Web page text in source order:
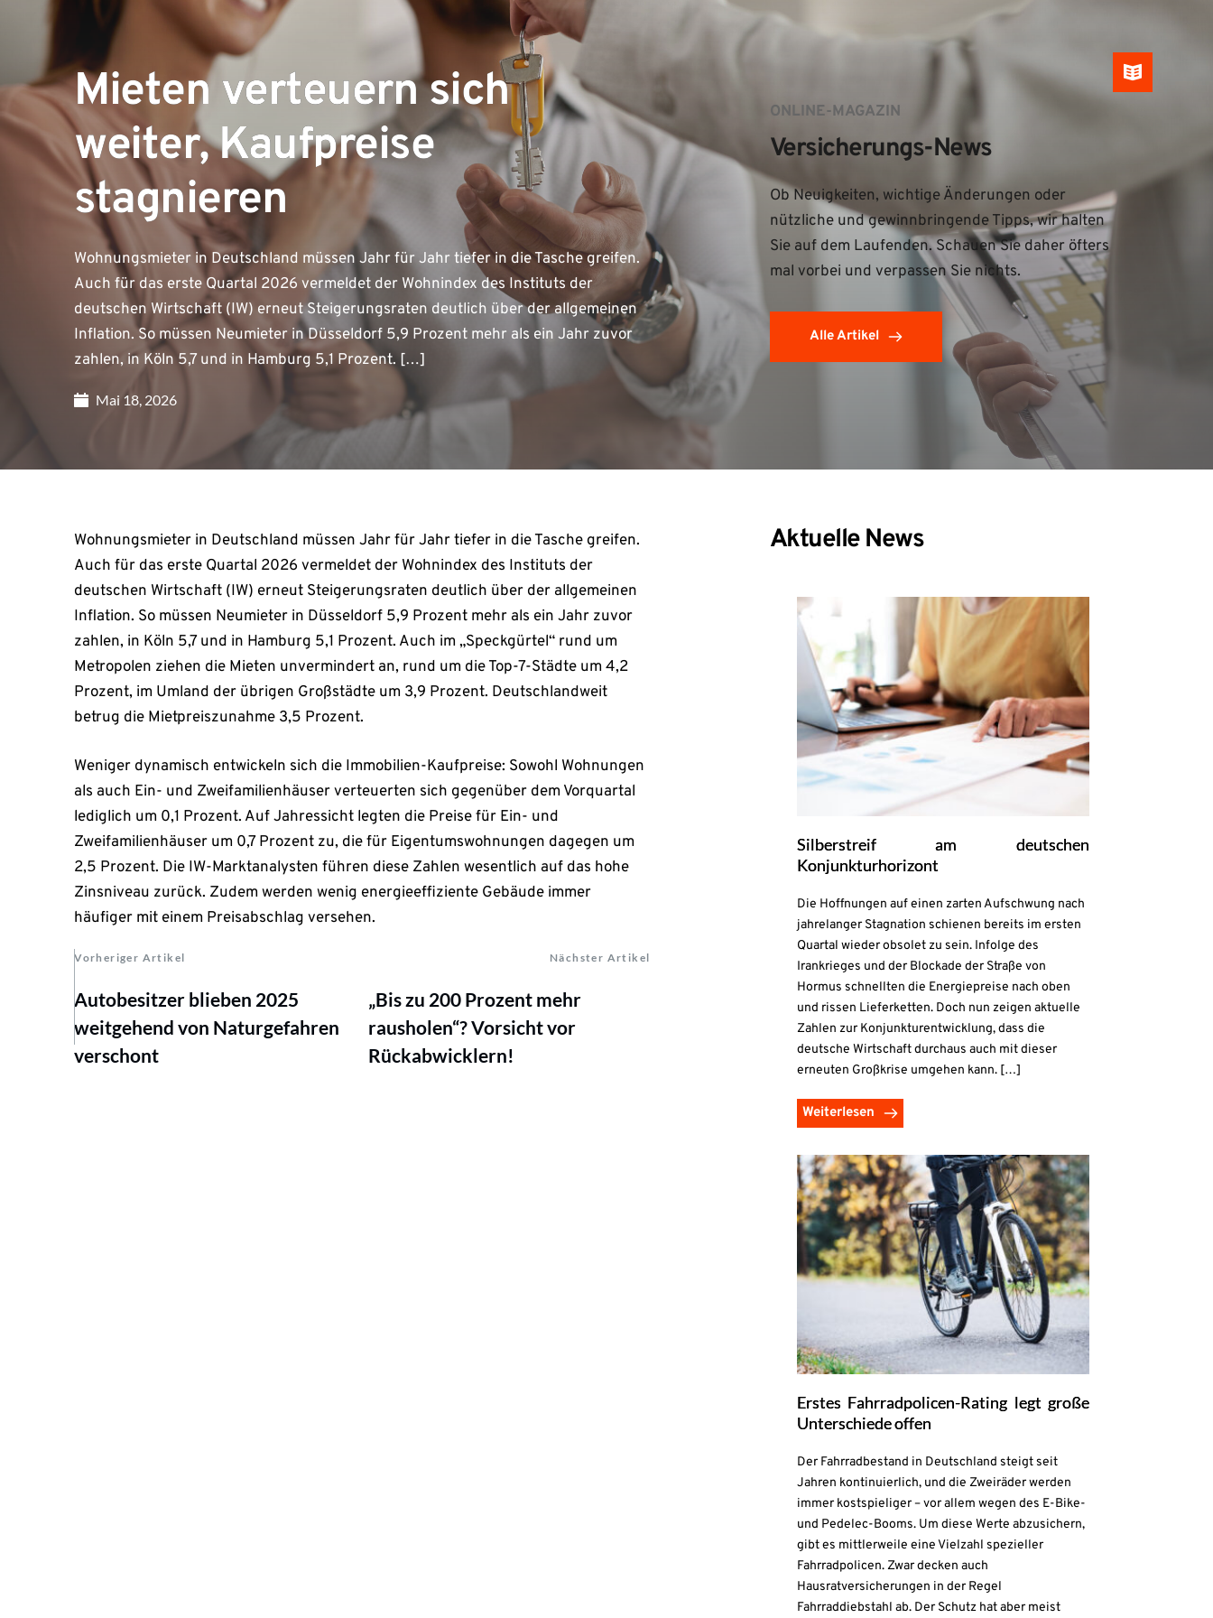
Mieten verteuern sich
weiter, Kaufpreise
stagnieren
Wohnungsmieter in Deutschland müssen Jahr für Jahr tiefer in die Tasche greifen.
Auch für das erste Quartal 2026 vermeldet der Wohnindex des Instituts der
deutschen Wirtschaft (IW) erneut Steigerungsraten deutlich über der allgemeinen
Inflation. So müssen Neumieter in Düsseldorf 5,9 Prozent mehr als ein Jahr zuvor
zahlen, in Köln 5,7 und in Hamburg 5,1 Prozent. […]
Mai 18, 2026
ONLINE-MAGAZIN
Versicherungs-News
Ob Neuigkeiten, wichtige Änderungen oder
nützliche und gewinnbringende Tipps, wir halten
Sie auf dem Laufenden. Schauen Sie daher öfters
mal vorbei und verpassen Sie nichts.
Alle Artikel
Wohnungsmieter in Deutschland müssen Jahr für Jahr tiefer in die Tasche greifen.
Auch für das erste Quartal 2026 vermeldet der Wohnindex des Instituts der
deutschen Wirtschaft (IW) erneut Steigerungsraten deutlich über der allgemeinen
Inflation. So müssen Neumieter in Düsseldorf 5,9 Prozent mehr als ein Jahr zuvor
zahlen, in Köln 5,7 und in Hamburg 5,1 Prozent. Auch im „Speckgürtel“ rund um
Metropolen ziehen die Mieten unvermindert an, rund um die Top-7-Städte um 4,2
Prozent, im Umland der übrigen Großstädte um 3,9 Prozent. Deutschlandweit
betrug die Mietpreiszunahme 3,5 Prozent.
Weniger dynamisch entwickeln sich die Immobilien-Kaufpreise: Sowohl Wohnungen
als auch Ein- und Zweifamilienhäuser verteuerten sich gegenüber dem Vorquartal
lediglich um 0,1 Prozent. Auf Jahressicht legten die Preise für Ein- und
Zweifamilienhäuser um 0,7 Prozent zu, die für Eigentumswohnungen dagegen um
2,5 Prozent. Die IW-Marktanalysten führen diese Zahlen wesentlich auf das hohe
Zinsniveau zurück. Zudem werden wenig energieeffiziente Gebäude immer
häufiger mit einem Preisabschlag versehen.
Vorheriger Artikel Nächster Artikel
Autobesitzer blieben 2025
weitgehend von Naturgefahren
verschont
„Bis zu 200 Prozent mehr
rausholen“? Vorsicht vor
Rückabwicklern!
Aktuelle News
Silberstreif am deutschen
Konjunkturhorizont
Die Hoffnungen auf einen zarten Aufschwung nach
jahrelanger Stagnation schienen bereits im ersten
Quartal wieder obsolet zu sein. Infolge des
Irankrieges und der Blockade der Straße von
Hormus schnellten die Energiepreise nach oben
und rissen Lieferketten. Doch nun zeigen aktuelle
Zahlen zur Konjunkturentwicklung, dass die
deutsche Wirtschaft durchaus auch mit dieser
erneuten Großkrise umgehen kann. […]
Weiterlesen
Erstes Fahrradpolicen-Rating legt große
Unterschiede offen
Der Fahrradbestand in Deutschland steigt seit
Jahren kontinuierlich, und die Zweiräder werden
immer kostspieliger – vor allem wegen des E-Bike-
und Pedelec-Booms. Um diese Werte abzusichern,
gibt es mittlerweile eine Vielzahl spezieller
Fahrradpolicen. Zwar decken auch
Hausratversicherungen in der Regel
Fahrraddiebstahl ab. Der Schutz hat aber meist